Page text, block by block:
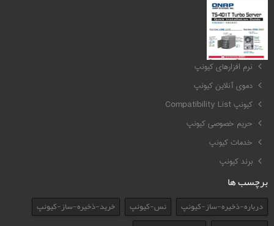
کیونپ QNAP
نرم افزارهای کیونپ
دموی آنلاین کیونپ
کیونپ Compatibility List
حریم خصوصی کیونپ
خدمات کیونپ
برند کیونپ
برچسب ها
درباره-ذخیره-ساز-کیونپ نس-کیونپ
خرید-ذخیره-ساز-کیونپ